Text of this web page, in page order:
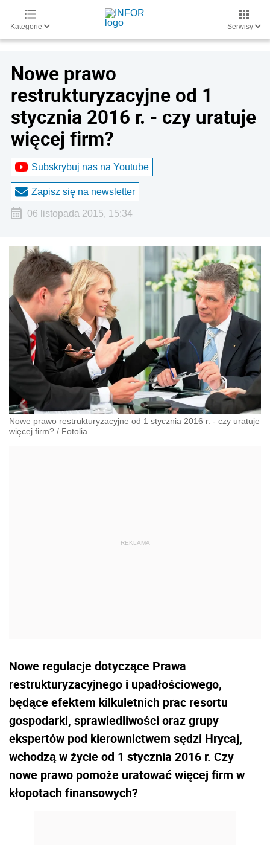
Kategorie Serwisy
Nowe prawo
restrukturyzacyjne od 1
stycznia 2016 r. - czy uratuje
więcej firm?
Subskrybuj nas na Youtube
Zapisz się na newsletter
06 listopada 2015, 15:34
Nowe prawo restrukturyzacyjne od 1 stycznia 2016 r. - czy uratuje
więcej firm? / Fotolia
Nowe regulacje dotyczące Prawa
restrukturyzacyjnego i upadłościowego,
będące efektem kilkuletnich prac resortu
gospodarki, sprawiedliwości oraz grupy
ekspertów pod kierownictwem sędzi Hrycaj,
wchodzą w życie od 1 stycznia 2016 r. Czy
nowe prawo pomoże uratować więcej firm w
kłopotach finansowych?